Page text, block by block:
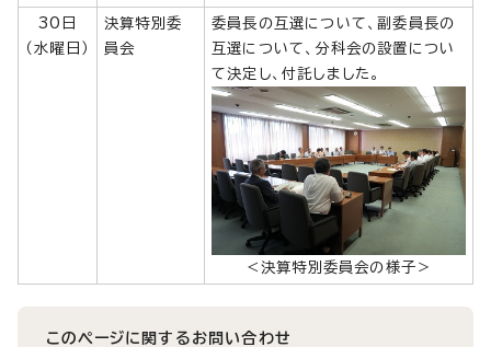
30日
（水曜日）
決算特別委
員会
委員長の互選について、副委員長の
互選について、分科会の設置につい
て決定し、付託しました。
＜決算特別委員会の様子＞
このページに関する お問い合わせ